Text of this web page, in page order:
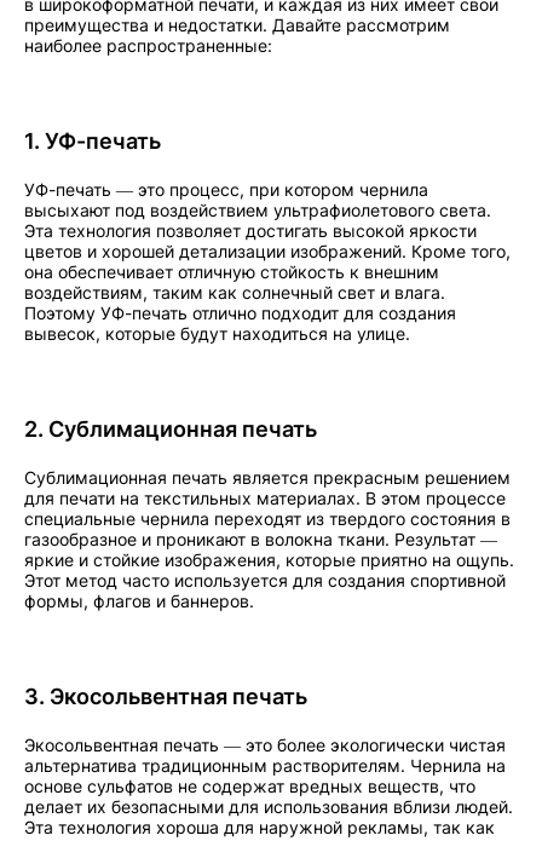
преимущества и недостатки. Давайте рассмотрим
наиболее распространенные:
1. УФ-печать
УФ-печать — это процесс, при котором чернила
высыхают под воздействием ультрафиолетового света.
Эта технология позволяет достигать высокой яркости
цветов и хорошей детализации изображений. Кроме того,
она обеспечивает отличную стойкость к внешним
воздействиям, таким как солнечный свет и влага.
Поэтому УФ-печать отлично подходит для создания
вывесок, которые будут находиться на улице.
2. Сублимационная печать
Сублимационная печать является прекрасным решением
для печати на текстильных материалах. В этом процессе
специальные чернила переходят из твердого состояния в
газообразное и проникают в волокна ткани. Результат —
яркие и стойкие изображения, которые приятно на ощупь.
Этот метод часто используется для создания спортивной
формы, флагов и баннеров.
3. Экосольвентная печать
Экосольвентная печать — это более экологически чистая
альтернатива традиционным растворителям. Чернила на
основе сульфатов не содержат вредных веществ, что
делает их безопасными для использования вблизи людей.
Эта технология хороша для наружной рекламы, так как